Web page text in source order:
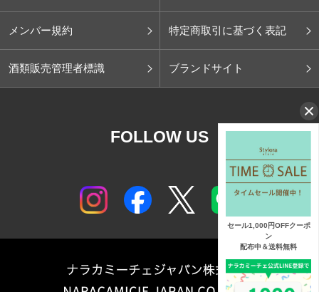
メンバー規約 特定商取引に基づく表記
酒類販売管理者標識 ブランドサイト
FOLLOW US
セール1,000円OFFクーポ
ン
配布中＆送料無料